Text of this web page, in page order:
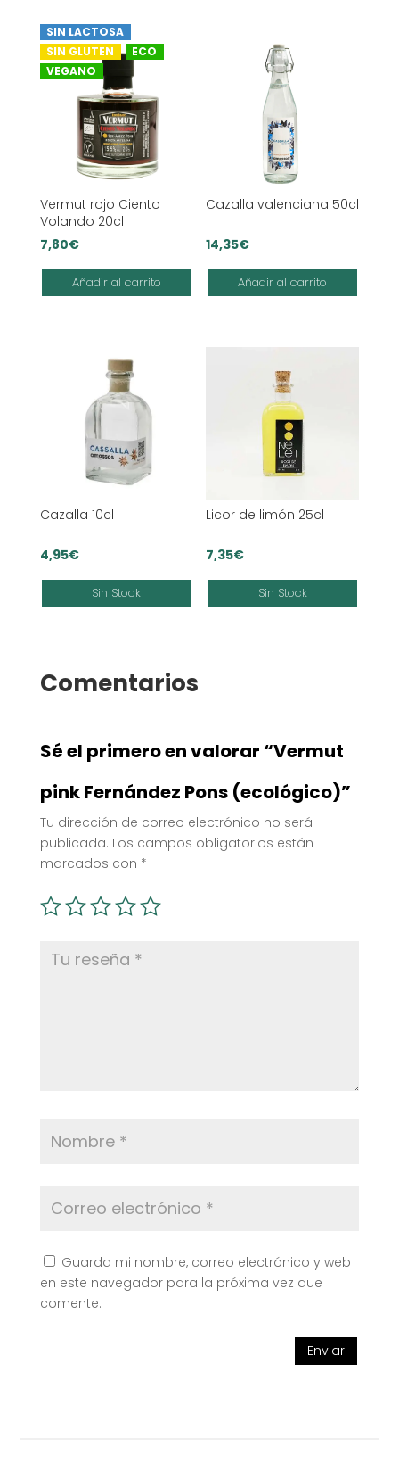
SIN LACTOSA
SIN GLUTEN
ECO
VEGANO
Vermut rojo Ciento
Volando 20cl
7,80€
Añadir al carrito
Cazalla valenciana 50cl
14,35€
Añadir al carrito
Cazalla 10cl
4,95€
Sin Stock
Licor de limón 25cl
7,35€
Sin Stock
Comentarios
Sé el primero en valorar “Vermut
pink Fernández Pons (ecológico)”
Tu dirección de correo electrónico no será
publicada. Los campos obligatorios están
marcados con *
Guarda mi nombre, correo electrónico y web
en este navegador para la próxima vez que
comente.
Enviar